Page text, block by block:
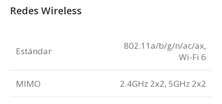
Redes Wireless
Estándar
802.11a/b/g/n/ac/ax,
Wi-Fi 6
MIMO 2.4GHz 2x2, 5GHz 2x2